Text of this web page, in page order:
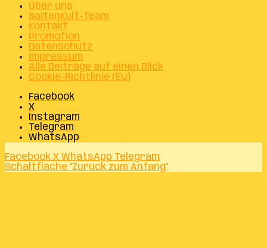
Über uns
SaitenKult-Team
Kontakt
Promotion
Datenschutz
Impressum
Alle Beiträge auf einen Blick
Cookie-Richtlinie (EU)
Facebook
X
Instagram
Telegram
WhatsApp
Facebook X WhatsApp Telegram
Schaltfläche "Zurück zum Anfang"